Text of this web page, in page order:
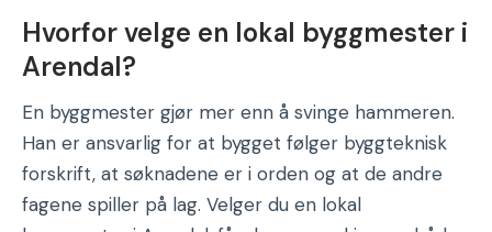
Hvorfor velge en lokal byggmester i
Arendal?
En byggmester gjør mer enn å svinge hammeren.
Han er ansvarlig for at bygget følger byggteknisk
forskrift, at søknadene er i orden og at de andre
fagene spiller på lag. Velger du en lokal